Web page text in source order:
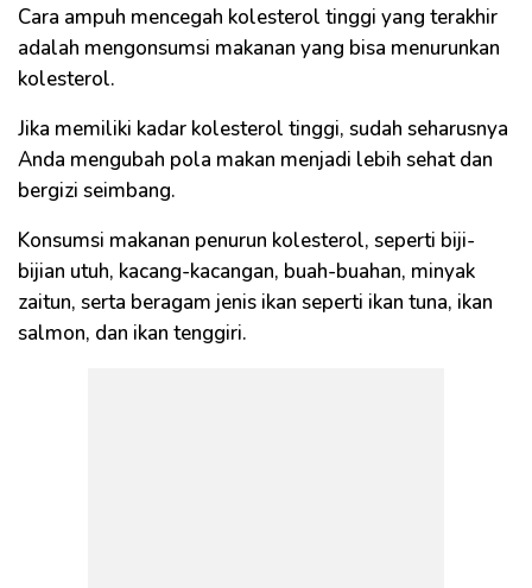
Cara ampuh mencegah kolesterol tinggi yang terakhir
adalah mengonsumsi makanan yang bisa menurunkan
kolesterol.
Jika memiliki kadar kolesterol tinggi, sudah seharusnya
Anda mengubah pola makan menjadi lebih sehat dan
bergizi seimbang.
Konsumsi makanan penurun kolesterol, seperti biji-
bijian utuh, kacang-kacangan, buah-buahan, minyak
zaitun, serta beragam jenis ikan seperti ikan tuna, ikan
salmon, dan ikan tenggiri.